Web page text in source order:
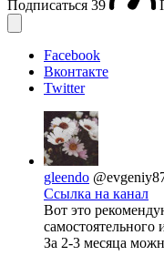
Подписаться 39
Facebook
Вконтакте
Twitter
gleendo
Ссылка на канал
Вот это
самостоятельного
За 2-3 месяца